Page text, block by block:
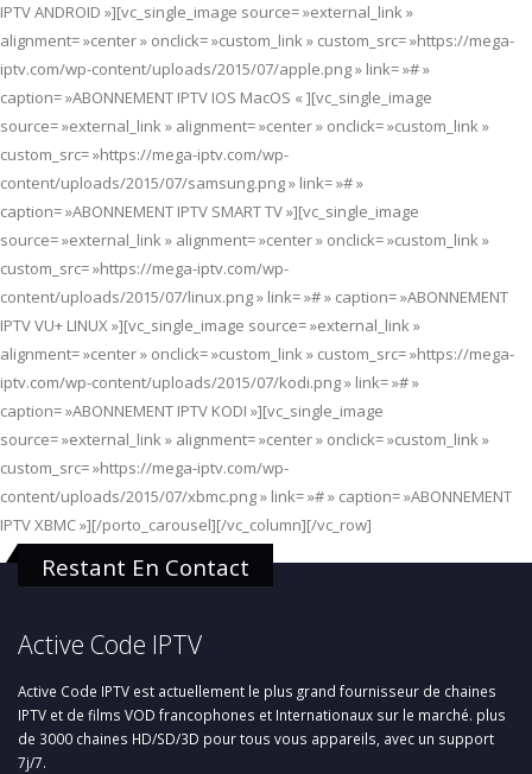
IPTV ANDROID »][vc_single_image source= »external_link »
alignment= »center » onclick= »custom_link » custom_src= »https://mega-
iptv.com/wp-content/uploads/2015/07/apple.png » link= »# »
caption= »ABONNEMENT IPTV IOS MacOS « ][vc_single_image
source= »external_link » alignment= »center » onclick= »custom_link »
custom_src= »https://mega-iptv.com/wp-
content/uploads/2015/07/samsung.png » link= »# »
caption= »ABONNEMENT IPTV SMART TV »][vc_single_image
source= »external_link » alignment= »center » onclick= »custom_link »
custom_src= »https://mega-iptv.com/wp-
content/uploads/2015/07/linux.png » link= »# » caption= »ABONNEMENT
IPTV VU+ LINUX »][vc_single_image source= »external_link »
alignment= »center » onclick= »custom_link » custom_src= »https://mega-
iptv.com/wp-content/uploads/2015/07/kodi.png » link= »# »
caption= »ABONNEMENT IPTV KODI »][vc_single_image
source= »external_link » alignment= »center » onclick= »custom_link »
custom_src= »https://mega-iptv.com/wp-
content/uploads/2015/07/xbmc.png » link= »# » caption= »ABONNEMENT
IPTV XBMC »][/porto_carousel][/vc_column][/vc_row]
Restant En Contact
Active Code IPTV
Active Code IPTV est actuellement le plus grand fournisseur de chaines
IPTV et de films VOD francophones et Internationaux sur le marché. plus
de 3000 chaines HD/SD/3D pour tous vous appareils, avec un support
7j/7.